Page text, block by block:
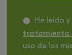
He leído
tratamiento
uso de los